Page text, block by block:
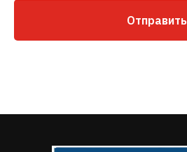
Отправить